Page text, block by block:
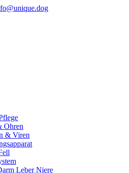
Ohren
& Viren
Leber Niere